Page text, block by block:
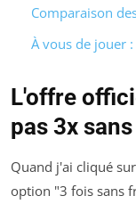
Comparaison
À vous de jouer
L'offre
pas 3x
Quand j'ai cliqué
option "3 fois sans